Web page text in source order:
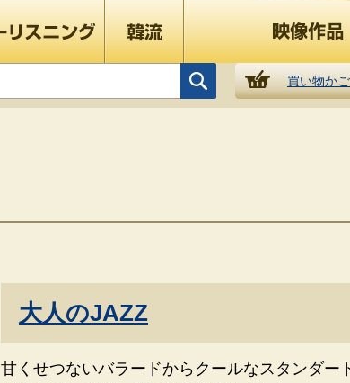
買い物かご
大人のJAZZ
甘くせつないバラードからクールなスタンダー